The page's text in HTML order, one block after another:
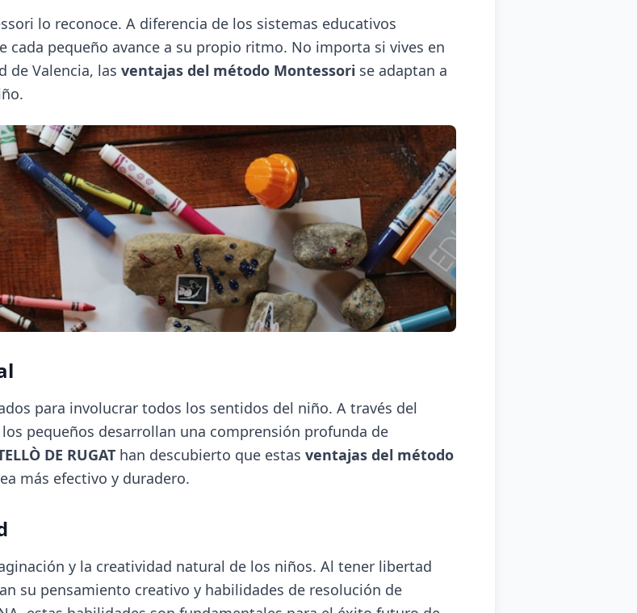
lo reconoce. A diferencia de los sistemas educativos
pequeño avance a su propio ritmo. No importa si vives en
de Valencia, las ventajas del método Montessori se adaptan a
para involucrar todos los sentidos del niño. A través del
pequeños desarrollan una comprensión profunda de
DE RUGAT han descubierto que estas ventajas del método
más efectivo y duradero.
y la creatividad natural de los niños. Al tener libertad
su pensamiento creativo y habilidades de resolución de